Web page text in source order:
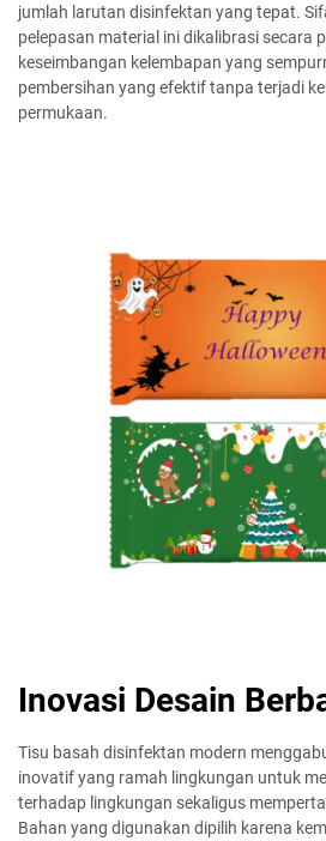
jumlah larutan disinfektan yang tepat.
pelepasan material ini dikalibrasi secara
keseimbangan kelembapan yang
pembersihan yang efektif tanpa terjadi
permukaan.
Inovasi Desain
Tisu basah disinfektan modern
inovatif yang ramah lingkungan untuk
terhadap lingkungan sekaligus
Bahan yang digunakan dipilih karena